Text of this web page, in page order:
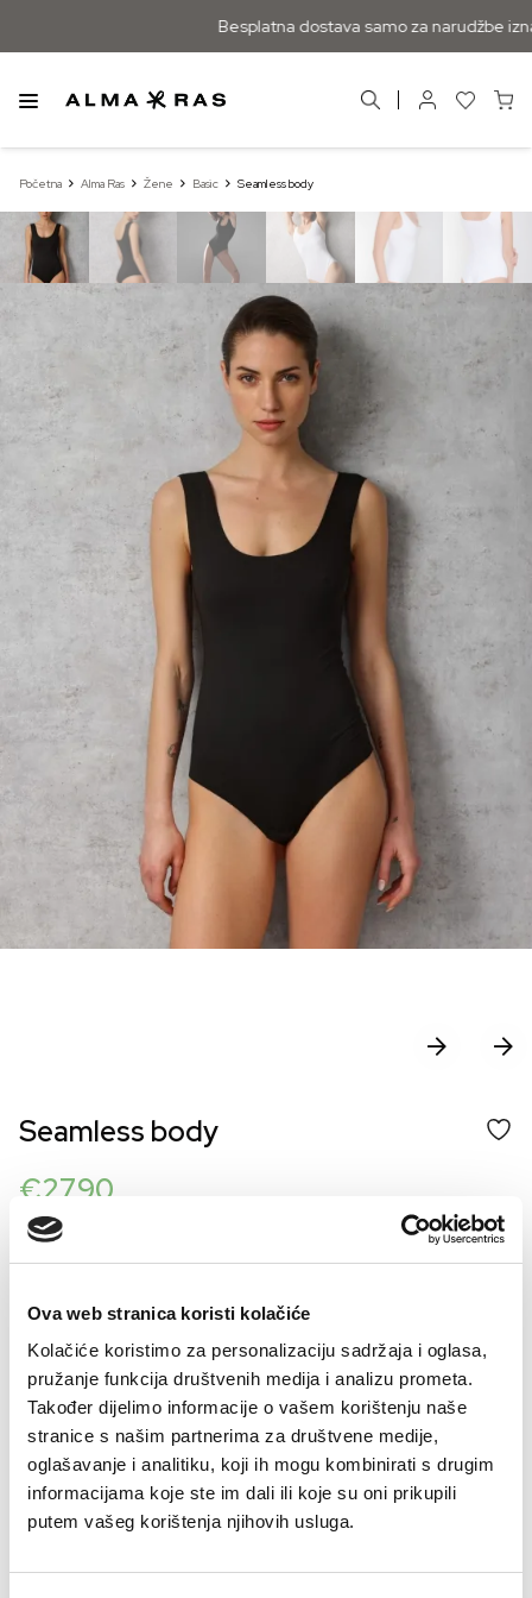
Ova web stranica koristi kolačiće
Kolačiće koristimo za personalizaciju sadržaja i oglasa,
pružanje funkcija društvenih medija i analizu prometa.
Također dijelimo informacije o vašem korištenju naše
stranice s našim partnerima za društvene medije,
oglašavanje i analitiku, koji ih mogu kombinirati s drugim
informacijama koje ste im dali ili koje su oni prikupili
putem vašeg korištenja njihovih usluga.
Besplatna dostava samo za narudžbe
Početna Alma Ras Žene Basic Seamless body
Seamless body
€27.90
Šifra artikla: SLO-GD09590-000
VELIČINE ZA ŽENE
36 38 40 42 44
Kalkulator velicine
+